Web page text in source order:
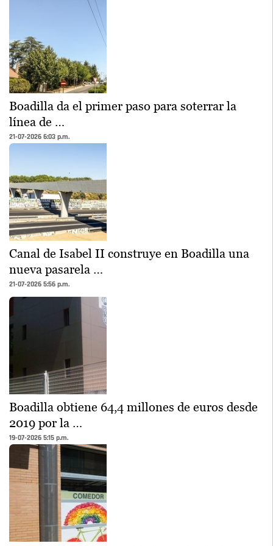
Boadilla da el primer paso para soterrar la
línea de …
21-07-2026 6:03 p.m.
Canal de Isabel II construye en Boadilla una
nueva pasarela …
21-07-2026 5:56 p.m.
Boadilla obtiene 64,4 millones de euros desde
2019 por la …
19-07-2026 5:15 p.m.